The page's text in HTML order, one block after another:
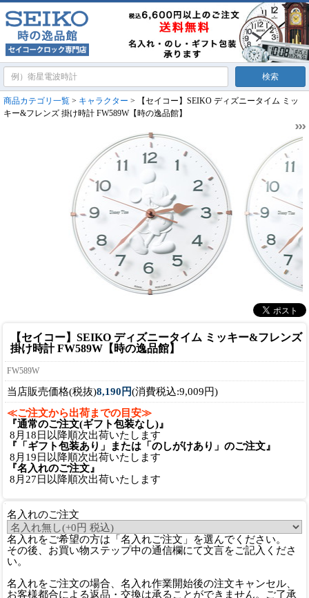
商品カテゴリ一覧 > キャラクター > 【セイコー】SEIKO ディズニータイム ミッ
キー&フレンズ 掛け時計 FW589W【時の逸品館】
【セイコー】SEIKO ディズニータイム ミッキー&フレンズ
掛け時計 FW589W【時の逸品館】
FW589W
当店販売価格(税抜)8,190円(消費税込:9,009円)
≪ご注文から出荷までの目安≫
『通常のご注文(ギフト包装なし)』
8月18日以降順次出荷いたします
『「ギフト包装あり」または「のしがけあり」のご注文』
8月19日以降順次出荷いたします
『名入れのご注文』
8月27日以降順次出荷いたします
名入れのご注文
名入れをご希望の方は「名入れご注文」を選んでください。
その後、お買い物ステップ中の通信欄にて文言をご記入くださ
い。
名入れをご注文の場合、名入れ作業開始後の注文キャンセル、
お客様都合による返品・交換は承ることができません。ご了承